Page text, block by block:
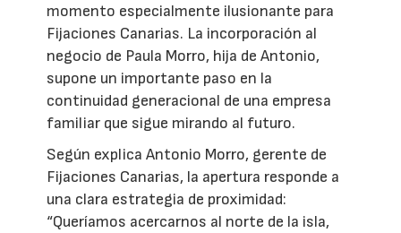
momento especialmente ilusionante para
Fijaciones Canarias. La incorporación al
negocio de Paula Morro, hija de Antonio,
supone un importante paso en la
continuidad generacional de una empresa
familiar que sigue mirando al futuro.
Según explica Antonio Morro, gerente de
Fijaciones Canarias, la apertura responde a
una clara estrategia de proximidad:
“Queríamos acercarnos al norte de la isla,